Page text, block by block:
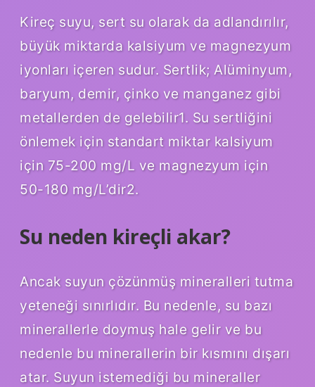
Kireç suyu, sert su olarak da adlandırılır,
büyük miktarda kalsiyum ve magnezyum
iyonları içeren sudur. Sertlik; Alüminyum,
baryum, demir, çinko ve manganez gibi
metallerden de gelebilir1. Su sertliğini
önlemek için standart miktar kalsiyum
için 75-200 mg/L ve magnezyum için
50-180 mg/L’dir2.
Su neden kireçli akar?
Ancak suyun çözünmüş mineralleri tutma
yeteneği sınırlıdır. Bu nedenle, su bazı
minerallerle doymuş hale gelir ve bu
nedenle bu minerallerin bir kısmını dışarı
atar. Suyun istemediği bu mineraller